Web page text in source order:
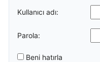
Kullanıcı adı:
Parola:
Beni hatırla